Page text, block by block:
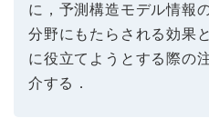
に，予測構造モデル情報
分野にもたらされる効果
に役立てようとする際の
介する．